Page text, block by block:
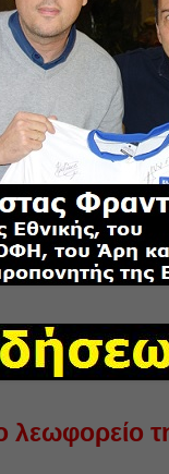
λεωφορείο